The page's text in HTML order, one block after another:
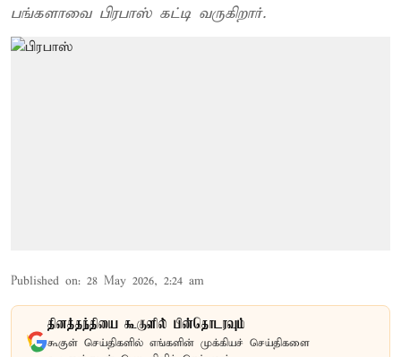
பங்களாவை பிரபாஸ் கட்டி வருகிறார்.
Published on: 28 May 2026, 2:24 am
தினத்தந்தியை கூகுளில் பின்தொடரவும்
கூகுள் செய்திகளில் எங்களின் முக்கியச் செய்திகளை